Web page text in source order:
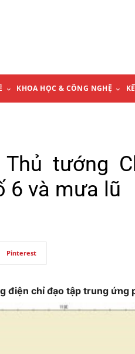
KHOA HỌC & CÔNG NGHỆ
tướng
6 và mưa lũ
Pinterest
điện chỉ đạo tập trung ứng